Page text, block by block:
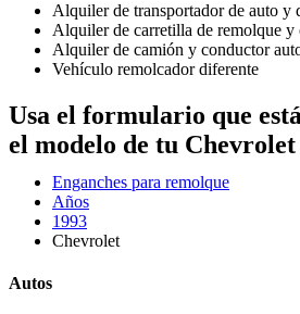
Alquiler de transportador de auto y
Alquiler de carretilla de remolque y
Alquiler de camión y conductor
Vehículo remolcador diferente
Usa el formulario que
el modelo de tu
Enganches para remolque
Años
1993
Chevrolet
Autos